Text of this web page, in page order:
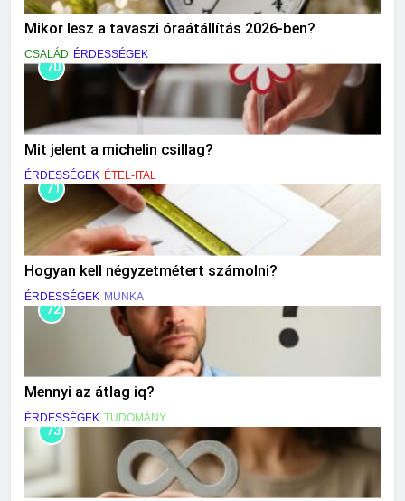
Mikor lesz a tavaszi óraátállítás 2026-ben?
CSALÁD ÉRDESSÉGEK
70
Mit jelent a michelin csillag?
ÉRDESSÉGEK ÉTEL-ITAL
71
Hogyan kell négyzetmétert számolni?
ÉRDESSÉGEK MUNKA
72
Mennyi az átlag iq?
ÉRDESSÉGEK TUDOMÁNY
73